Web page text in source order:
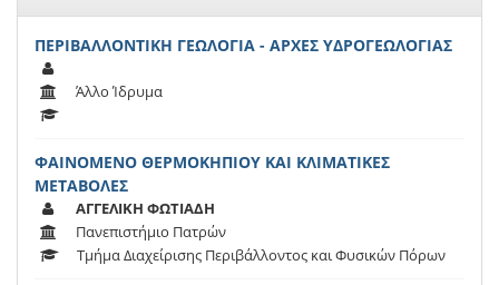
ΠΕΡΙΒΑΛΛΟΝΤΙΚΗ ΓΕΩΛΟΓΙΑ - ΑΡΧΕΣ ΥΔΡΟΓΕΩΛΟΓΙΑΣ
Άλλο Ίδρυμα
ΦΑΙΝΟΜΕΝΟ ΘΕΡΜΟΚΗΠΙΟΥ ΚΑΙ ΚΛΙΜΑΤΙΚΕΣ
ΜΕΤΑΒΟΛΕΣ
ΑΓΓΕΛΙΚΗ ΦΩΤΙΑΔΗ
Πανεπιστήμιο Πατρών
Τμήμα Διαχείρισης Περιβάλλοντος και Φυσικών Πόρων